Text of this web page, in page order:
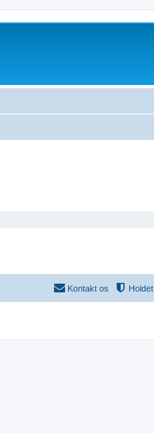
Holdet
Kontakt os